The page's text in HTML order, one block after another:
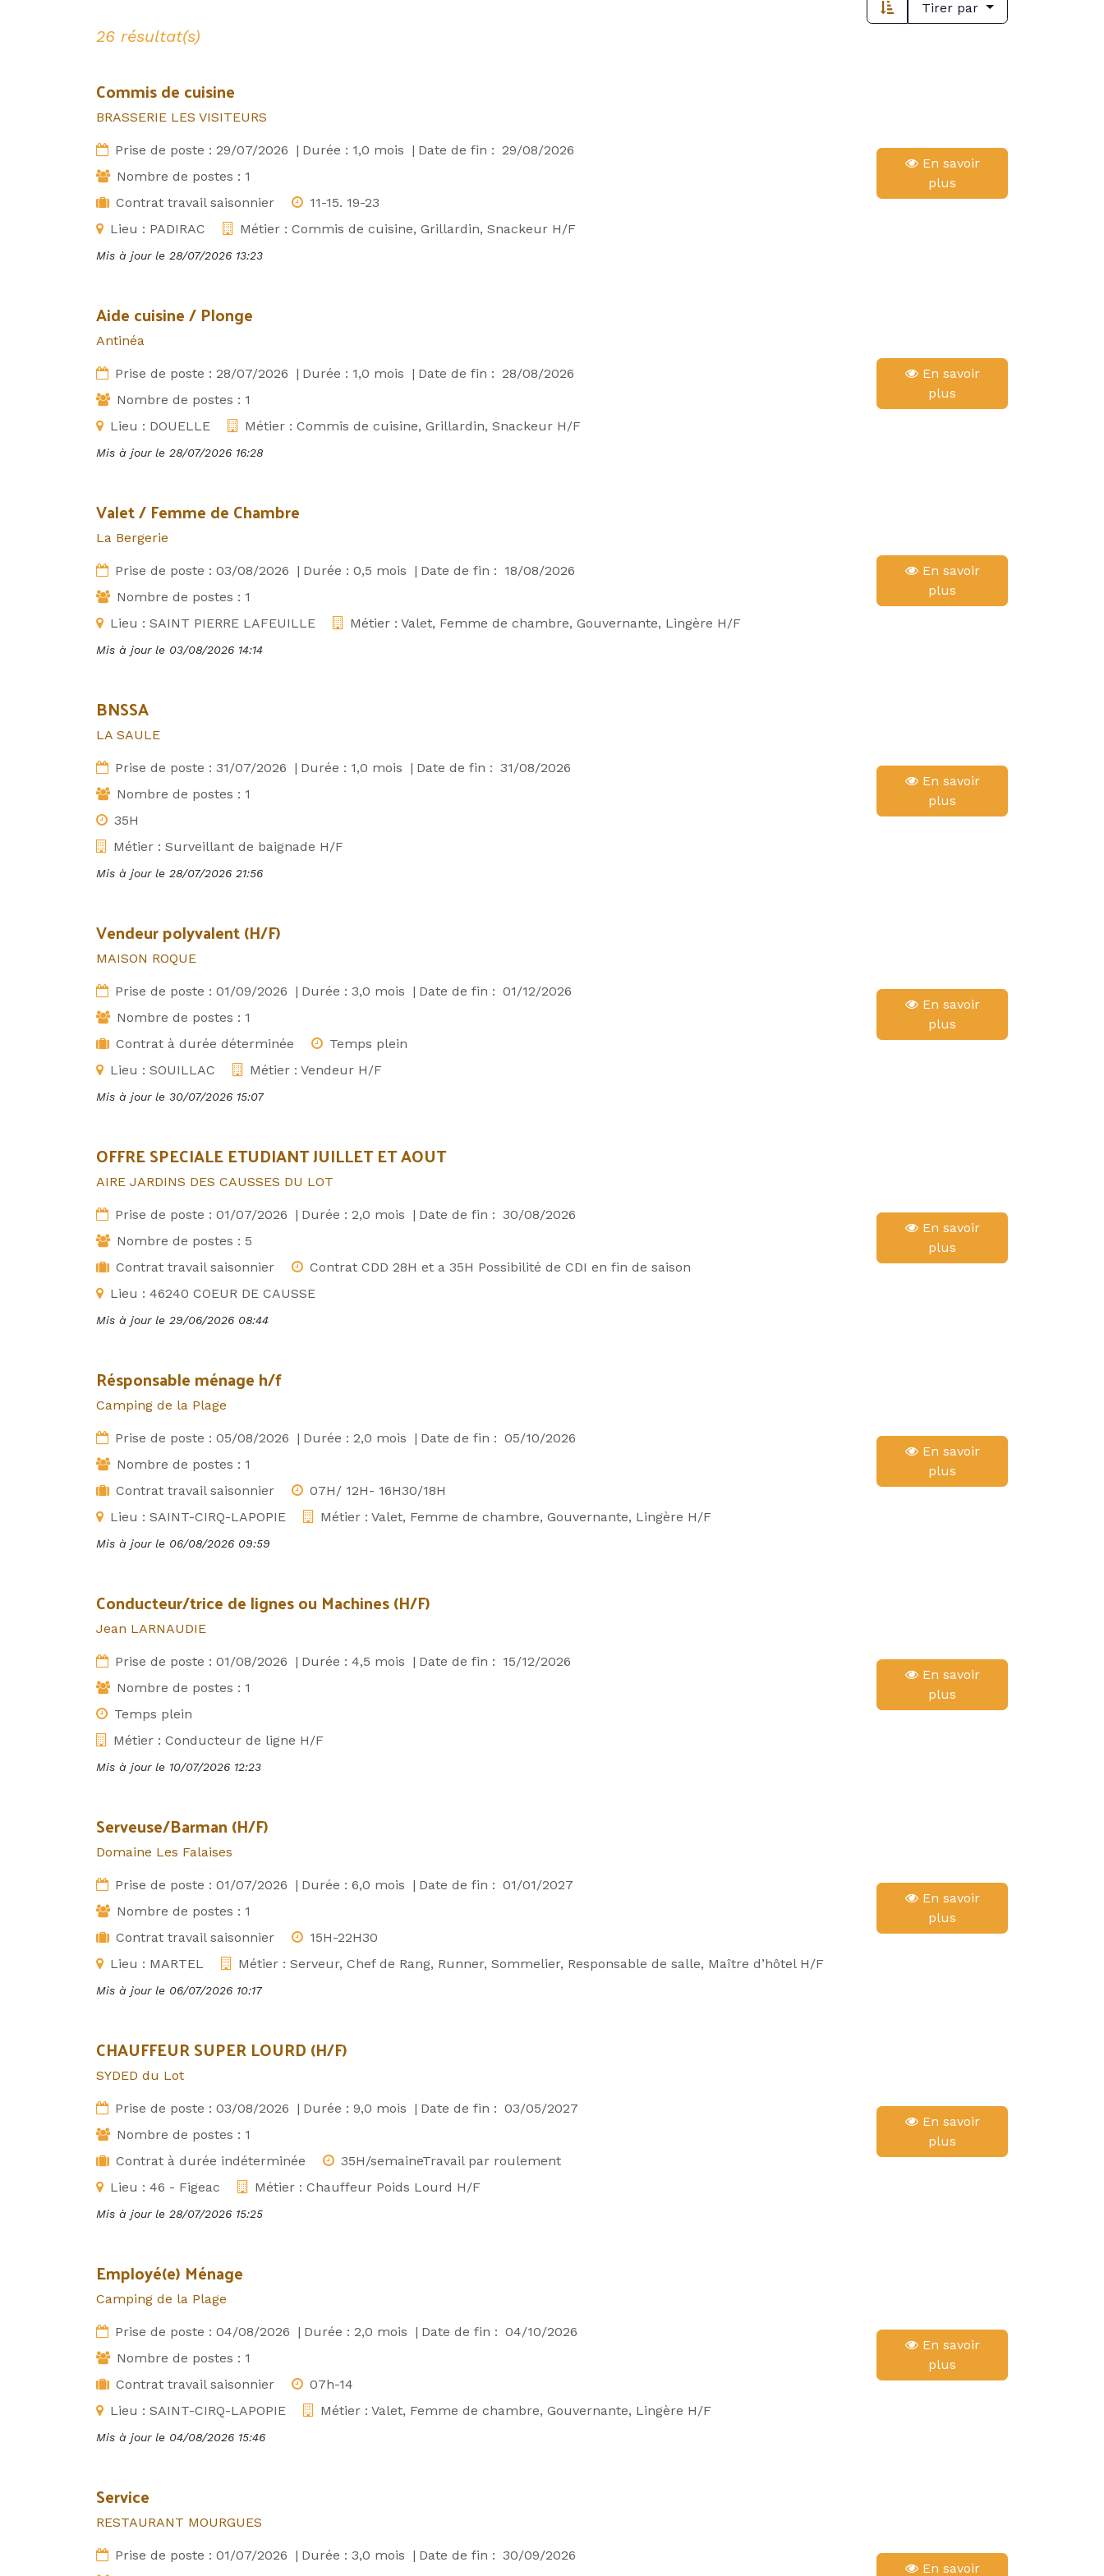
Tirer par
26 résultat(s)
Commis de cuisine
BRASSERIE LES VISITEURS
Prise de poste : 29/07/2026 | Durée : 1,0 mois | Date de fin : 29/08/2026
Nombre de postes : 1
Contrat travail saisonnier
11-15. 19-23
Lieu : PADIRAC Métier : Commis de cuisine, Grillardin, Snackeur H/F
Mis à jour le 28/07/2026 13:23
En savoir
plus
Aide cuisine / Plonge
Antinéa
Prise de poste : 28/07/2026 | Durée : 1,0 mois | Date de fin : 28/08/2026
Nombre de postes : 1
Lieu : DOUELLE Métier : Commis de cuisine, Grillardin, Snackeur H/F
Mis à jour le 28/07/2026 16:28
En savoir
plus
Valet / Femme de Chambre
La Bergerie
Prise de poste : 03/08/2026 | Durée : 0,5 mois | Date de fin : 18/08/2026
Nombre de postes : 1
Lieu : SAINT PIERRE LAFEUILLE Métier : Valet, Femme de chambre, Gouvernante, Lingère H/F
Mis à jour le 03/08/2026 14:14
En savoir
plus
BNSSA
LA SAULE
Prise de poste : 31/07/2026 | Durée : 1,0 mois | Date de fin : 31/08/2026
Nombre de postes : 1
35H
Métier : Surveillant de baignade H/F
Mis à jour le 28/07/2026 21:56
En savoir
plus
Vendeur polyvalent (H/F)
MAISON ROQUE
Prise de poste : 01/09/2026 | Durée : 3,0 mois | Date de fin : 01/12/2026
Nombre de postes : 1
Contrat à durée déterminée
Temps plein
Lieu : SOUILLAC Métier : Vendeur H/F
Mis à jour le 30/07/2026 15:07
En savoir
plus
OFFRE SPECIALE ETUDIANT JUILLET ET AOUT
AIRE JARDINS DES CAUSSES DU LOT
Prise de poste : 01/07/2026 | Durée : 2,0 mois | Date de fin : 30/08/2026
Nombre de postes : 5
Contrat travail saisonnier
Contrat CDD 28H et a 35H Possibilité de CDI en fin de saison
Lieu : 46240 COEUR DE CAUSSE
Mis à jour le 29/06/2026 08:44
En savoir
plus
Résponsable ménage h/f
Camping de la Plage
Prise de poste : 05/08/2026 | Durée : 2,0 mois | Date de fin : 05/10/2026
Nombre de postes : 1
Contrat travail saisonnier
07H/ 12H- 16H30/18H
Lieu : SAINT-CIRQ-LAPOPIE Métier : Valet, Femme de chambre, Gouvernante, Lingère H/F
Mis à jour le 06/08/2026 09:59
En savoir
plus
Conducteur/trice de lignes ou Machines (H/F)
Jean LARNAUDIE
Prise de poste : 01/08/2026 | Durée : 4,5 mois | Date de fin : 15/12/2026
Nombre de postes : 1
Temps plein
Métier : Conducteur de ligne H/F
Mis à jour le 10/07/2026 12:23
En savoir
plus
Serveuse/Barman (H/F)
Domaine Les Falaises
Prise de poste : 01/07/2026 | Durée : 6,0 mois | Date de fin : 01/01/2027
Nombre de postes : 1
Contrat travail saisonnier
15H-22H30
Lieu : MARTEL Métier : Serveur, Chef de Rang, Runner, Sommelier, Responsable de salle, Maître d’hôtel H/F
Mis à jour le 06/07/2026 10:17
En savoir
plus
CHAUFFEUR SUPER LOURD (H/F)
SYDED du Lot
Prise de poste : 03/08/2026 | Durée : 9,0 mois | Date de fin : 03/05/2027
Nombre de postes : 1
Contrat à durée indéterminée
35H/semaineTravail par roulement
Lieu : 46 - Figeac Métier : Chauffeur Poids Lourd H/F
Mis à jour le 28/07/2026 15:25
En savoir
plus
Employé(e) Ménage
Camping de la Plage
Prise de poste : 04/08/2026 | Durée : 2,0 mois | Date de fin : 04/10/2026
Nombre de postes : 1
Contrat travail saisonnier
07h-14
Lieu : SAINT-CIRQ-LAPOPIE Métier : Valet, Femme de chambre, Gouvernante, Lingère H/F
Mis à jour le 04/08/2026 15:46
En savoir
plus
Service
RESTAURANT MOURGUES
Prise de poste : 01/07/2026 | Durée : 3,0 mois | Date de fin : 30/09/2026
En savoir